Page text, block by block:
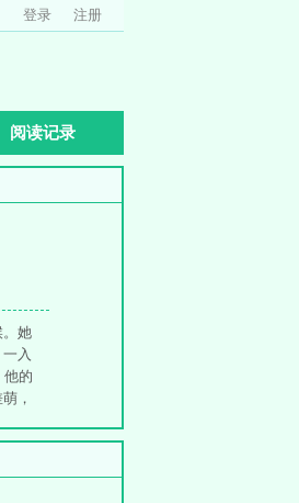
登录 注册
阅读记录
。她
入
他的
，